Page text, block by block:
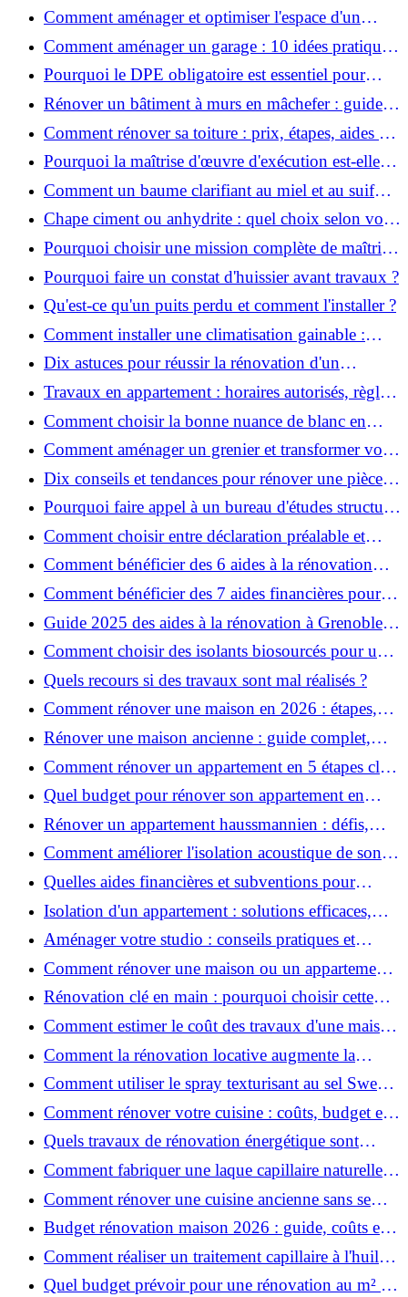
économies et un confort durables?
Comment aménager et optimiser l'espace d'un
studio : 10 astuces pratiques ?
Comment aménager un garage : 10 idées pratiques
et efficaces ?
Pourquoi le DPE obligatoire est essentiel pour
vendre ou louer un bien ?
Rénover un bâtiment à murs en mâchefer : guide
pratique et solutions
Comment rénover sa toiture : prix, étapes, aides et
réglementation ?
Pourquoi la maîtrise d'œuvre d'exécution est-elle
indispensable pour vos chantiers ?
Comment un baume clarifiant au miel et au suif
peut-il purifier la peau ?
Chape ciment ou anhydrite : quel choix selon votre
projet ?
Pourquoi choisir une mission complète de maîtrise
d’œuvre pour réussir vos projets?
Pourquoi faire un constat d'huissier avant travaux ?
Qu'est-ce qu'un puits perdu et comment l'installer ?
Comment installer une climatisation gainable :
coût, étapes et conseils ?
Dix astuces pour réussir la rénovation d'un
appartement
Travaux en appartement : horaires autorisés, règles
et bonnes pratiques
Comment choisir la bonne nuance de blanc en
décoration et éviter les pièges ?
Comment aménager un grenier et transformer vos
combles en espace habitable ?
Dix conseils et tendances pour rénover une pièce
de la maison
Pourquoi faire appel à un bureau d'études structure
pour garantir la sécurité de vos rénovations ?
Comment choisir entre déclaration préalable et
permis de construire pour vos travaux ?
Comment bénéficier des 6 aides à la rénovation
énergétique à Grenoble ?
Comment bénéficier des 7 aides financières pour la
rénovation énergétique à Voiron ?
Guide 2025 des aides à la rénovation à Grenoble et
Voiron : MaPrimeRénov’, CEE, aides locales
Comment choisir des isolants biosourcés pour une
rénovation écologique ?
Quels recours si des travaux sont mal réalisés ?
Comment rénover une maison en 2026 : étapes,
coûts et conseils ?
Rénover une maison ancienne : guide complet,
étapes, budget et astuces
Comment rénover un appartement en 5 étapes clés
?
Quel budget pour rénover son appartement en
2026 ?
Rénover un appartement haussmannien : défis,
conseils pratiques et estimation des prix
Comment améliorer l'isolation acoustique de son
appartement ?
Quelles aides financières et subventions pour
rénover votre appartement en 2026 ?
Isolation d'un appartement : solutions efficaces,
prix et conseils
Aménager votre studio : conseils pratiques et
erreurs à éviter
Comment rénover une maison ou un appartement
avec 50 000 € : budget, étapes et astuces ?
Rénovation clé en main : pourquoi choisir cette
solution et à quoi faire attention ?
Comment estimer le coût des travaux d'une maison
?
Comment la rénovation locative augmente la
rentabilité de votre parc immobilier ?
Comment utiliser le spray texturisant au sel Sweet
Salt pour des cheveux effet plage ?
Comment rénover votre cuisine : coûts, budget et
astuces bois ?
Quels travaux de rénovation énergétique sont
éligibles à MaPrimeRénov' ?
Comment fabriquer une laque capillaire naturelle
maison ?
Comment rénover une cuisine ancienne sans se
ruiner ?
Budget rénovation maison 2026 : guide, coûts et
astuces
Comment réaliser un traitement capillaire à l'huile
maison efficace ?
Quel budget prévoir pour une rénovation au m² en